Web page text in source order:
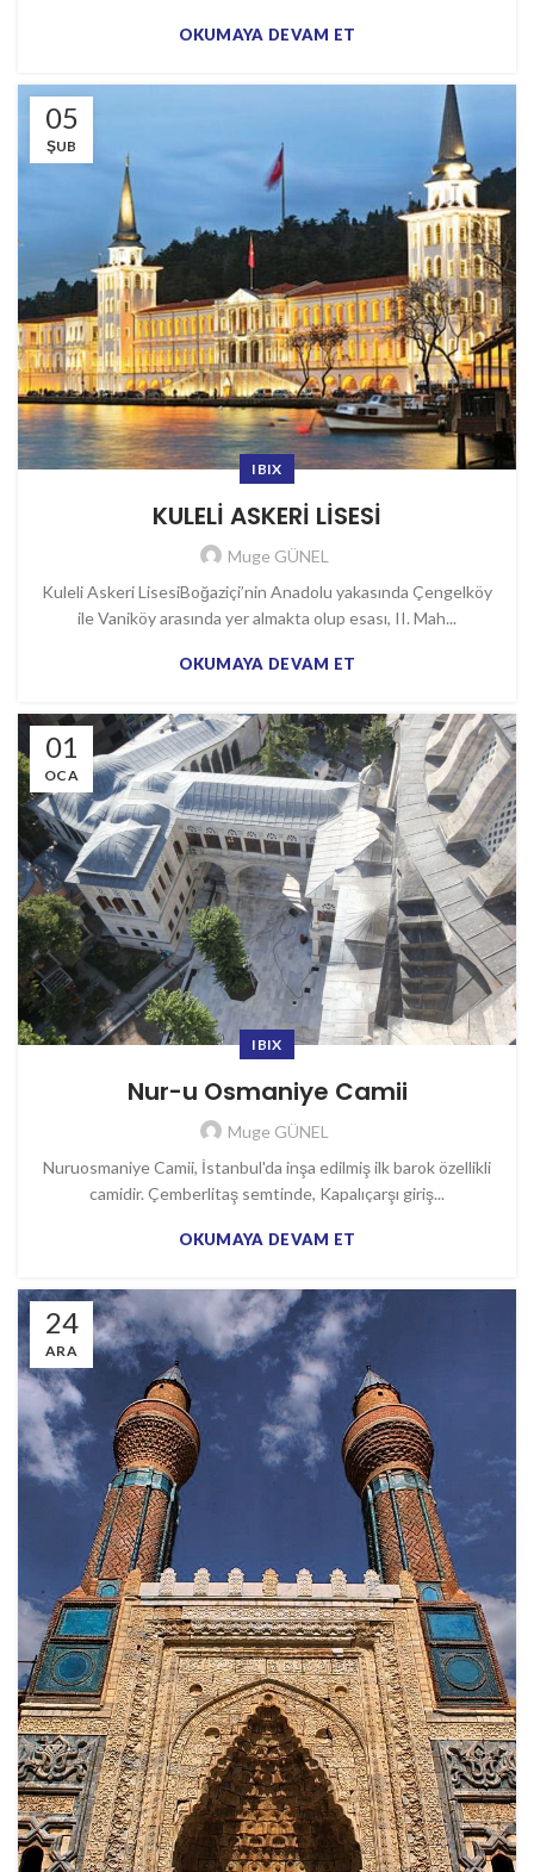
OKUMAYA DEVAM ET
05
ŞUB
IBIX
KULELİ ASKERİ LİSESİ
Muge GÜNEL
Kuleli Askeri LisesiBoğaziçi’nin Anadolu yakasında Çengelköy
ile Vaniköy arasında yer almakta olup esası, II. Mah...
OKUMAYA DEVAM ET
01
OCA
IBIX
Nur-u Osmaniye Camii
Muge GÜNEL
Nuruosmaniye Camii, İstanbul'da inşa edilmiş ilk barok özellikli
camidir. Çemberlitaş semtinde, Kapalıçarşı giriş...
OKUMAYA DEVAM ET
24
ARA